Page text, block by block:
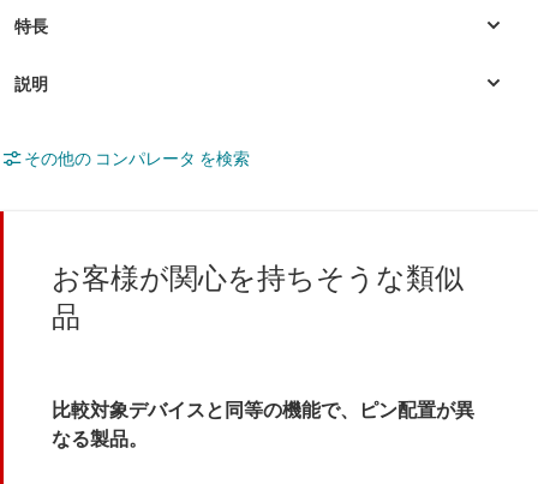
その他の コンパレータ を検索
お客様が関心を持ちそうな類似
品
比較対象デバイスと同等の機能で、ピン配置が異
なる製品。